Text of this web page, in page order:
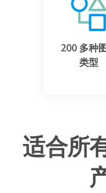
200 多种
类型
适合所